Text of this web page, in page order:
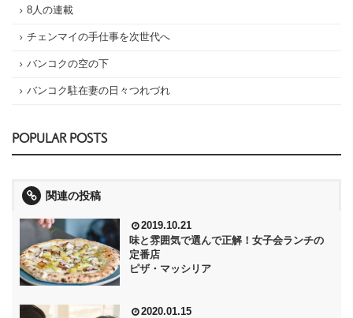
8人の連載
チェンマイの手仕事を次世代へ
バンコクの空の下
バンコク駐在妻の日々つれづれ
POPULAR POSTS
関連の投稿
2019.10.21
味と雰囲気で選んで正解！女子会ランチの
定番店
ピザ・マッシリア
2020.01.15